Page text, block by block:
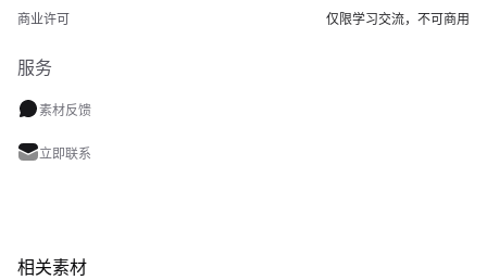
商业许可
仅限学习交流，不可商用
服务
素材反馈
立即联系
相关素材